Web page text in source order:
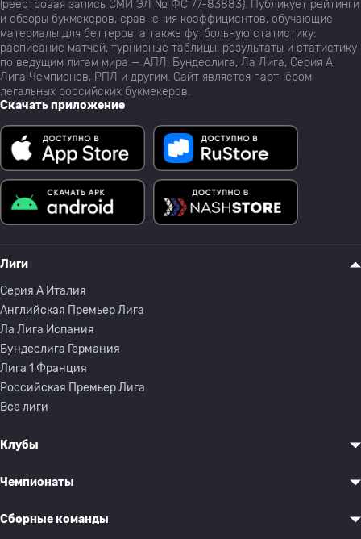
(реестровая запись СМИ ЭЛ № ФС 77-83883). Публикует рейтинги
и обзоры букмекеров, сравнения коэффициентов, обучающие
материалы для беттеров, а также футбольную статистику:
расписание матчей, турнирные таблицы, результаты и статистику
по ведущим лигам мира — АПЛ, Бундеслига, Ла Лига, Серия А,
Лига Чемпионов, РПЛ и другим. Сайт является партнёром
легальных российских букмекеров.
Скачать приложение
Лиги
Серия A Италия
Английская Премьер Лига
Ла Лига Испания
Бундеслига Германия
Лига 1 Франция
Российская Премьер Лига
Все лиги
Клубы
Чемпионаты
Сборные команды